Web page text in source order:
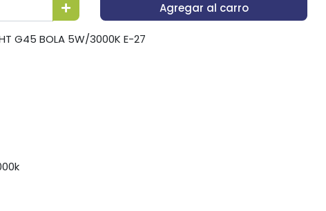
Agregar al carro
G45 BOLA 5W/3000K E-27